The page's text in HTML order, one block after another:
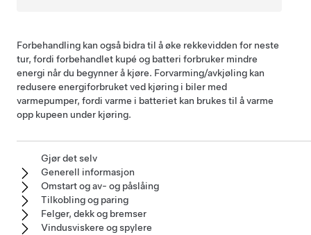
Forbehandling kan også bidra til å øke rekkevidden for neste
tur, fordi forbehandlet kupé og batteri forbruker mindre
energi når du begynner å kjøre. Forvarming/avkjøling kan
redusere energiforbruket ved kjøring i biler med
varmepumper, fordi varme i batteriet kan brukes til å varme
opp kupeen under kjøring.
Gjør det selv
Generell informasjon
Omstart og av- og påslåing
Tilkobling og paring
Felger, dekk og bremser
Vindusviskere og spylere